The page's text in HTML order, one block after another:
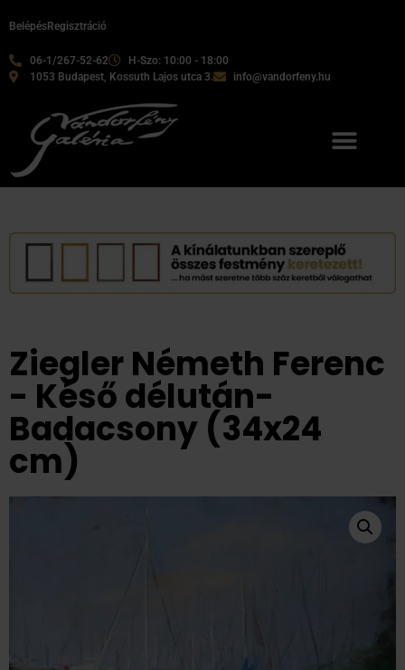
06-1/267-52-62
H-Szo: 10:00 - 18:00
1053 Budapest, Kossuth Lajos utca 3.
info@vandorfeny.hu
BelépésRegisztráció
Ziegler Németh Ferenc
- Késő délután-
Badacsony (34x24
cm)